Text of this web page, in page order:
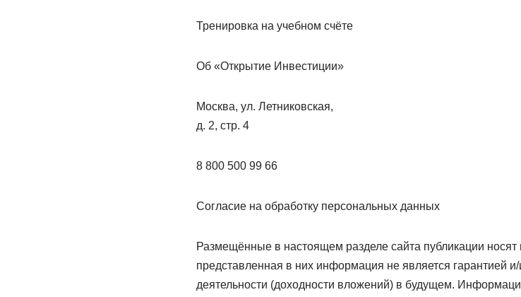
Тренировка на учебном счёте
Об «Открытие Инвестиции»
Москва, ул. Летниковская,
д. 2, стр. 4
8 800 500 99 66
Согласие на обработку персональных данных
Размещённые в настоящем разделе сайта публикации носят
представленная в них информация не является гарантией
деятельности (доходности вложений) в будущем.